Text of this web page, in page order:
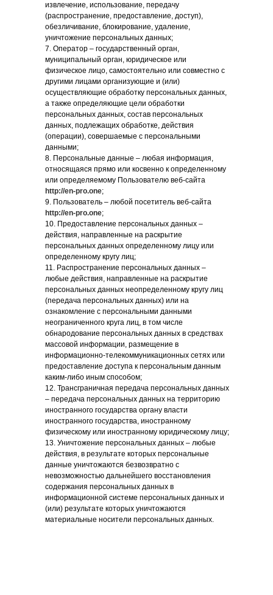
извлечение, использование, передачу
(распространение, предоставление, доступ),
обезличивание, блокирование, удаление,
уничтожение персональных данных;
7. Оператор – государственный орган,
муниципальный орган, юридическое или
физическое лицо, самостоятельно или совместно с
другими лицами организующие и (или)
осуществляющие обработку персональных данных,
а также определяющие цели обработки
персональных данных, состав персональных
данных, подлежащих обработке, действия
(операции), совершаемые с персональными
данными;
8. Персональные данные – любая информация,
относящаяся прямо или косвенно к определенному
или определяемому Пользователю веб-сайта
http://en-pro.one;
9. Пользователь – любой посетитель веб-сайта
http://en-pro.one;
10. Предоставление персональных данных –
действия, направленные на раскрытие
персональных данных определенному лицу или
определенному кругу лиц;
11. Распространение персональных данных –
любые действия, направленные на раскрытие
персональных данных неопределенному кругу лиц
(передача персональных данных) или на
ознакомление с персональными данными
неограниченного круга лиц, в том числе
обнародование персональных данных в средствах
массовой информации, размещение в
информационно-телекоммуникационных сетях или
предоставление доступа к персональным данным
каким-либо иным способом;
12. Трансграничная передача персональных данных
– передача персональных данных на территорию
иностранного государства органу власти
иностранного государства, иностранному
физическому или иностранному юридическому лицу;
13. Уничтожение персональных данных – любые
действия, в результате которых персональные
данные уничтожаются безвозвратно с
невозможностью дальнейшего восстановления
содержания персональных данных в
информационной системе персональных данных и
(или) результате которых уничтожаются
материальные носители персональных данных.